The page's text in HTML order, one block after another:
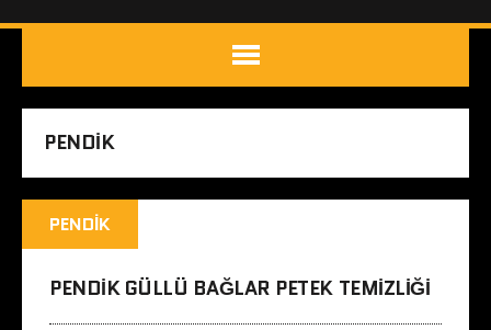
PENDIK
PENDIK
PENDIK GÜLLÜ BAĞLAR PETEK TEMIZLIĞI